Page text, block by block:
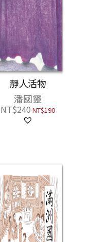
靜人活物
潘國靈
NT$240NT$190